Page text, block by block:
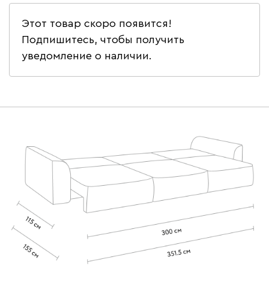
Этот товар скоро появится!
Подпишитесь, чтобы получить
уведомление о наличии.